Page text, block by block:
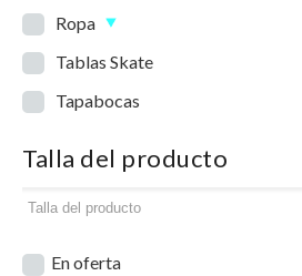
Ropa
Tablas Skate
Tapabocas
Talla del producto
En oferta